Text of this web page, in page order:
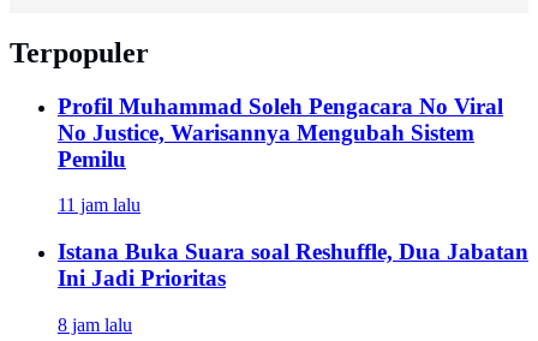
Terpopuler
Profil Muhammad Soleh Pengacara No Viral
No Justice, Warisannya Mengubah Sistem
Pemilu
11 jam lalu
Istana Buka Suara soal Reshuffle, Dua Jabatan
Ini Jadi Prioritas
8 jam lalu